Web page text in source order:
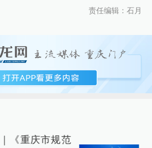
责任编辑：石月
《重庆市规范